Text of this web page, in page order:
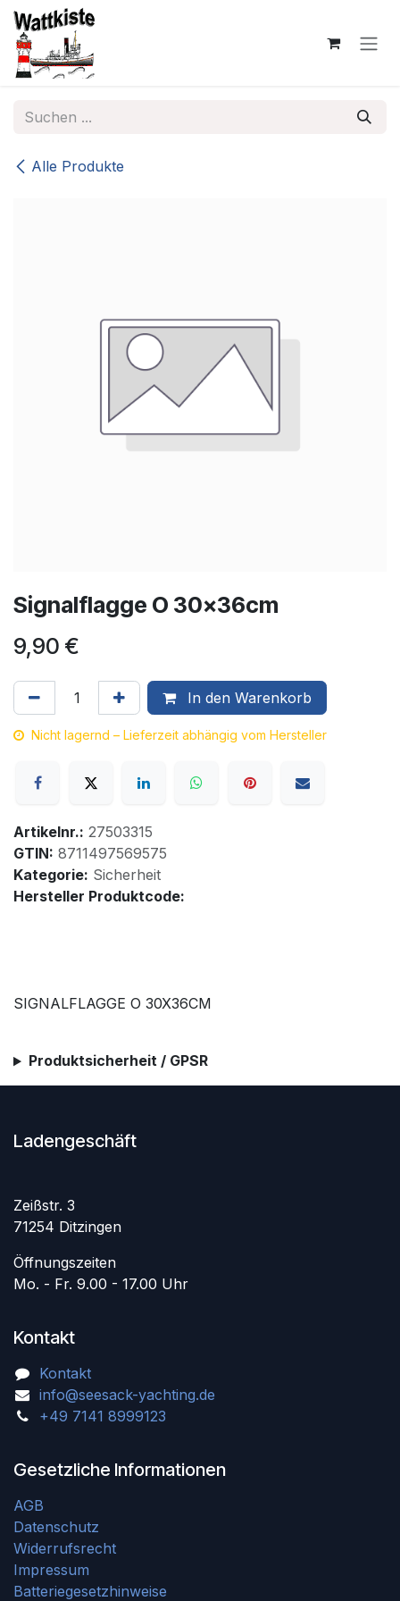
Zum Inhalt springen
Alle Produkte
Signalflagge O 30x36cm
9,90 €
In den Warenkorb
Nicht lagernd – Lieferzeit abhängig vom Hersteller
Artikelnr.: 27503315
GTIN: 8711497569575
Kategorie: Sicherheit
Hersteller Produktcode:
SIGNALFLAGGE O 30X36CM
Produktsicherheit / GPSR
Ladengeschäft
Zeißstr. 3
71254 Ditzingen
Öffnungszeiten
Mo. - Fr. 9.00 - 17.00 Uhr
Kontakt
Kontakt
info@seesack-yachting.de
+49 7141 8999123
Gesetzliche Informationen
AGB
Datenschutz
Widerrufsrecht
Impressum
Batteriegesetzhinweise